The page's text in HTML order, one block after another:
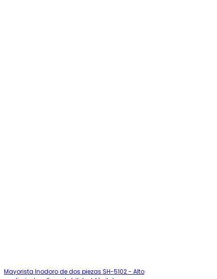
Mayorista Inodoro de dos piezas SH-5102 - Alto